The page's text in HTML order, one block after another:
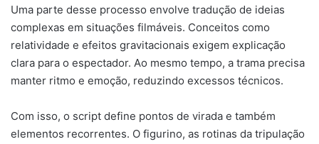
Uma parte desse processo envolve tradução de ideias
complexas em situações filmáveis. Conceitos como
relatividade e efeitos gravitacionais exigem explicação
clara para o espectador. Ao mesmo tempo, a trama precisa
manter ritmo e emoção, reduzindo excessos técnicos.
Com isso, o script define pontos de virada e também
elementos recorrentes. O figurino, as rotinas da tripulação